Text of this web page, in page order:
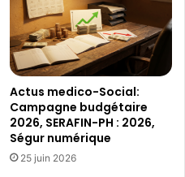
Actus medico-Social:
Campagne budgétaire
2026, SERAFIN-PH : 2026,
Ségur numérique
25 juin 2026